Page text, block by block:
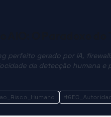
perfeito gerado por IA,
da detecção humana